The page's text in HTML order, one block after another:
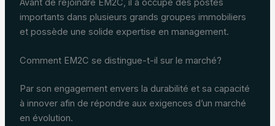
Avant de rejoindre EM2C, il a occupé des postes
importants dans plusieurs grands groupes immobiliers
et possède une solide expertise en management.
Comment EM2C se distingue-t-il sur le marché?
Par son engagement envers la durabilité et sa capacité
à innover afin de répondre aux exigences d’un marché
en évolution.